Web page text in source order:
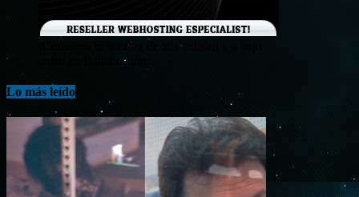
¡Consigue tu hosting de alta calidad y a bajo
costo en Banahosting!
Lo más leído